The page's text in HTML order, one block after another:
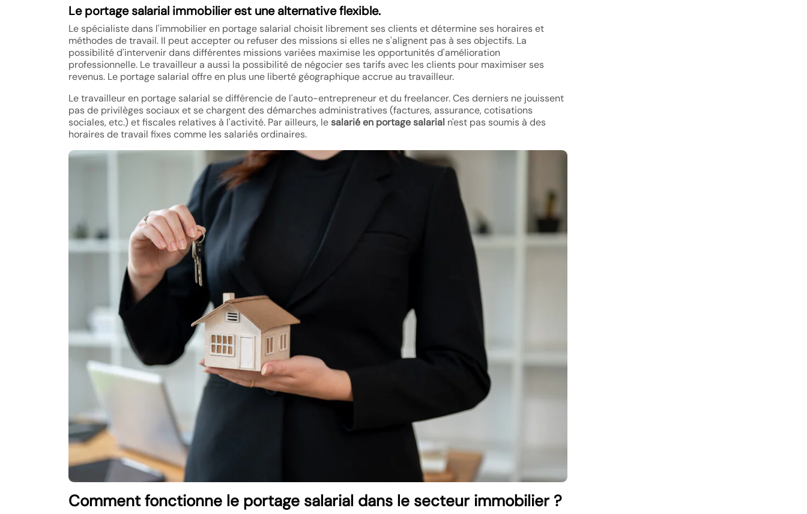
Le portage salarial immobilier est une alternative flexible.
Le spécialiste dans l'immobilier en portage salarial choisit librement ses clients et détermine ses horaires et
méthodes de travail. Il peut accepter ou refuser des missions si elles ne s'alignent pas à ses objectifs. La
possibilité d'intervenir dans différentes missions variées maximise les opportunités d'amélioration
professionnelle. Le travailleur a aussi la possibilité de négocier ses tarifs avec les clients pour maximiser ses
revenus. Le portage salarial offre en plus une liberté géographique accrue au travailleur.
Le travailleur en portage salarial se différencie de l'auto-entrepreneur et du freelancer. Ces derniers ne jouissent
pas de privilèges sociaux et se chargent des démarches administratives (factures, assurance, cotisations
sociales, etc.) et fiscales relatives à l'activité. Par ailleurs, lesalarié en portage salarial n'est pas soumis à des
horaires de travail fixes comme les salariés ordinaires.
Comment fonctionne le portage salarial dans le secteur immobilier ?